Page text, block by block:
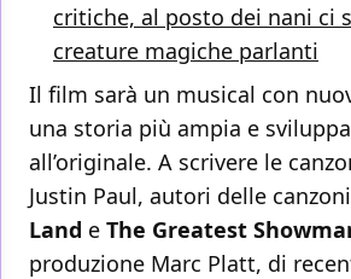
critiche, al posto dei nani ci
creature magiche parlanti
Il film sarà un musical con
una storia più ampia e
all’originale. A scrivere le
Justin Paul, autori delle
Land e The Greatest
produzione Marc Platt, di